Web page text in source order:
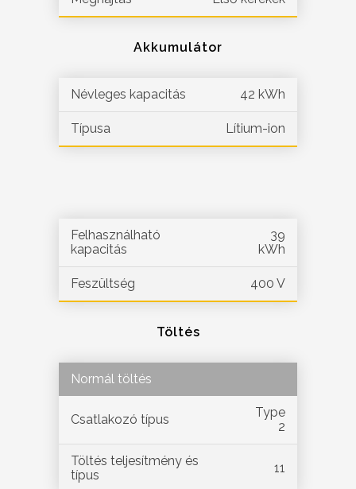
Akkumulátor
Névleges kapacitás 42 kWh
Típusa Lítium-ion
Felhasználható
kapacitás
39
kWh
Feszültség 400 V
Töltés
Normál töltés
Csatlakozó típus
Type
2
Töltés teljesítmény és
típus
11